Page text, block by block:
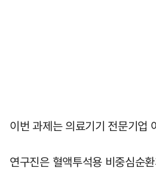
이번 과제는 의료기기 전문기업
연구진은 혈액투석용 비중심순